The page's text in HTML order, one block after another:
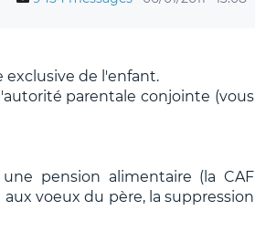
exclusive de l'enfant.
parentale conjointe (vous
pension alimentaire (la CAF
voeux du père, la suppression